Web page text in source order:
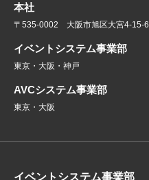
本社
〒535-0002 大阪市旭区大宮4-15-6
イベントシステム事業部
東京・大阪・神戸
AVCシステム事業部
東京・大阪
イベントシステム事業部